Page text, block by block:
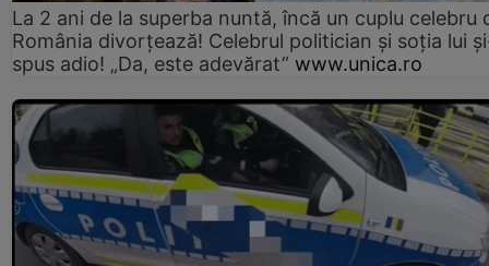
La 2 ani de la superba nuntă, încă un cuplu celebru
România divorțează! Celebrul politician și soția lui
spus adio! „Da, este adevărat” www.unica.ro